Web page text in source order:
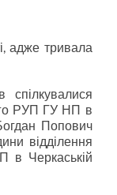
адже тривала
спілкувалися
РУП ГУ НП в
Попович
відділення
в Черкаській